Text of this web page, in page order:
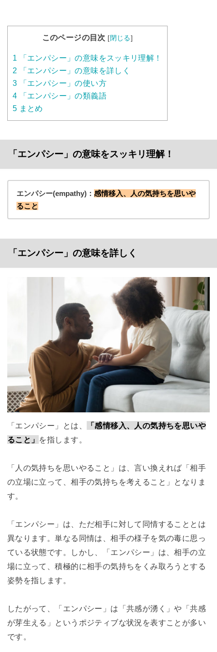
このページの目次 [閉じる]
1 「エンパシー」の意味をスッキリ理解！
2 「エンパシー」の意味を詳しく
3 「エンパシー」の使い方
4 「エンパシー」の類義語
5 まとめ
「エンパシー」の意味をスッキリ理解！
エンパシー(empathy)： 感情移入、人の気持ちを思いや
ること
「エンパシー」の意味を詳しく
「エンパシー」とは、
「感情移入、人の気持ちを思いや
ること」 を指します。
「人の気持ちを思いやること」は、言い換えれば「相手
の立場に立って、相手の気持ちを考えること」となりま
す。
「エンパシー」は、ただ相手に対して同情することとは
異なります。単なる同情は、相手の様子を気の毒に思っ
ている状態です。しかし、「エンパシー」は、相手の立
場に立って、積極的に相手の気持ちをくみ取ろうとする
姿勢を指します。
したがって、「エンパシー」は「共感が湧く」や「共感
が芽生える」というポジティブな状況を表すことが多い
です。